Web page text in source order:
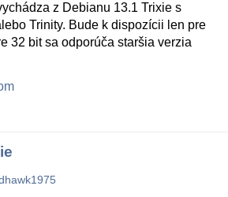
z Debianu 13.1 Trixie s
Trinity. Bude k dispozícii len pre
32 bit sa odporúča staršia verzia